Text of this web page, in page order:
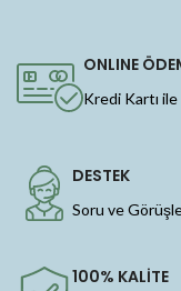
ONLINE
Kredi Kartı
DESTEK
Soru ve
100% KALİTE